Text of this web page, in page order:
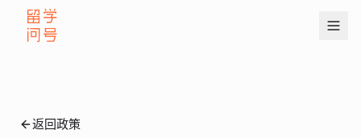
返回政策